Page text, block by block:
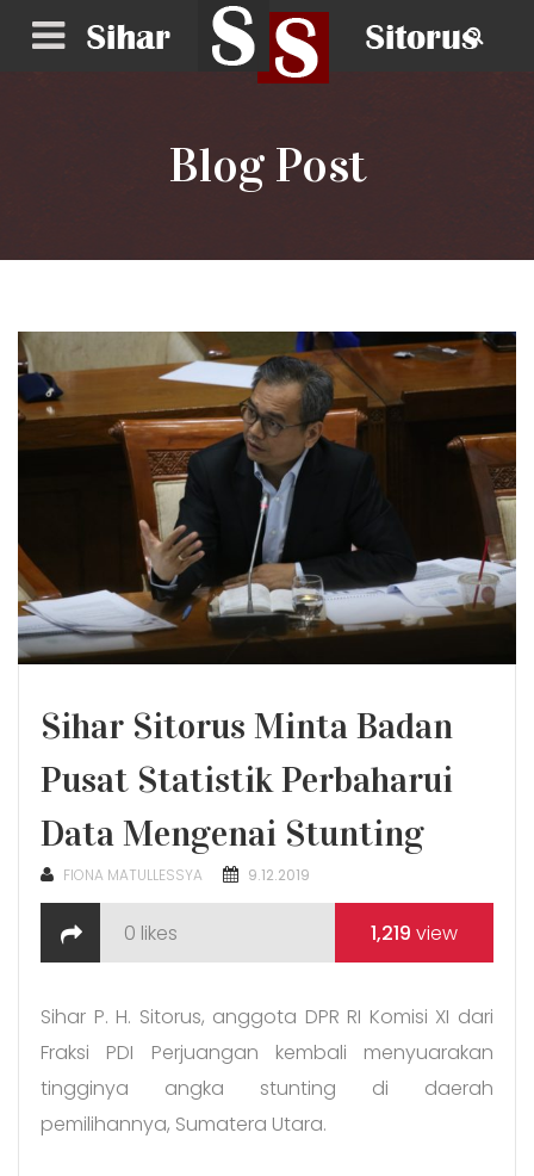
Blog Post
Sihar Sitorus Minta Badan
Pusat Statistik Perbaharui
Data Mengenai Stunting
FIONA MATULLESSYA
POSTED
9.12.2019
0 likes 1,219 view
Sihar P. H. Sitorus, anggota DPR RI Komisi XI dari
Fraksi PDI Perjuangan kembali menyuarakan
tingginya angka stunting di daerah
pemilihannya, Sumatera Utara.